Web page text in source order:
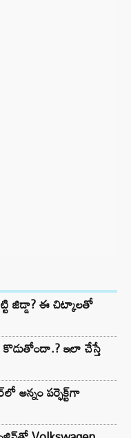
జిడ్డా? ఈ చిట్కాలతో
కొడుతోందా.? ఇలా చేస్తే
అన్నం పర్ఫెక్ట్‌గా